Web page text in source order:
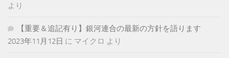
より
【重要＆追記有り】銀河連合の最新の方針を語ります
2023年11月12日 に マイクロ より